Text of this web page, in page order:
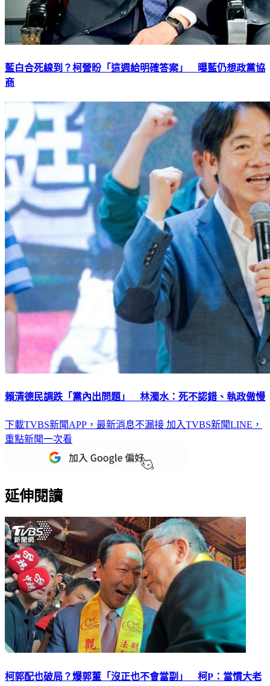
藍白合死線到？柯營盼「這週給明確答案」 曝藍仍想政黨協
商
賴清德民調跌「黨內出問題」 林濁水：死不認錯、執政傲慢
下載TVBS新聞APP，最新消息不漏接 加入TVBS新聞LINE，
重點新聞一次看
延伸閱讀
柯郭配也破局？爆郭董「沒正也不會當副」 柯P：當慣大老